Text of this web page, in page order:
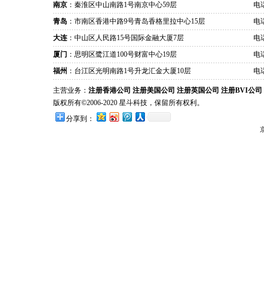
南京 ：秦淮区中山南路1号南京中心59层
电
青岛 ：市南区香港中路9号青岛香格里拉中心15层
电
大连 ：中山区人民路15号国际金融大厦7层
电
厦门 ：思明区鹭江道100号财富中心19层
电
福州 ：台江区光明南路1号升龙汇金大厦10层 电
主营业务： 注册香港公司 注册美国公司 注册英国公司 注册BVI公司
版权所有©2006-2020 星斗科技，保留所有权利。
分享到：